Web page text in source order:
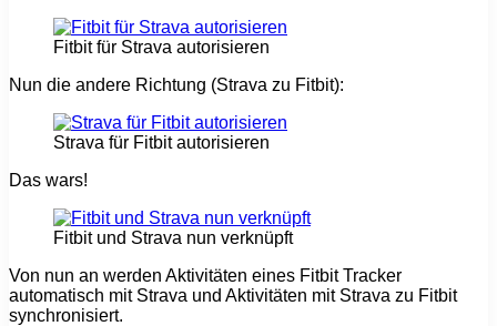
Fitbit für Strava autorisieren
Nun die andere Richtung (Strava zu Fitbit):
Strava für Fitbit autorisieren
Das wars!
Fitbit und Strava nun verknüpft
Von nun an werden Aktivitäten eines Fitbit Tracker
automatisch mit Strava und Aktivitäten mit Strava zu Fitbit
synchronisiert.